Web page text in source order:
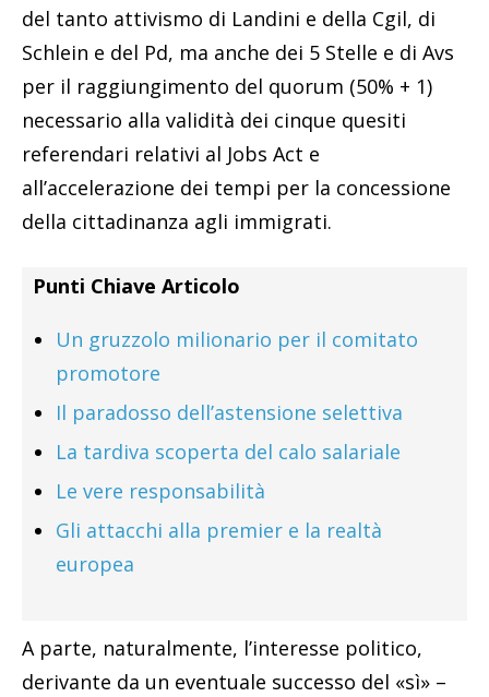
del tanto attivismo di Landini e della Cgil, di
Schlein e del Pd, ma anche dei 5 Stelle e di Avs
per il raggiungimento del quorum (50% + 1)
necessario alla validità dei cinque quesiti
referendari relativi al Jobs Act e
all’accelerazione dei tempi per la concessione
della cittadinanza agli immigrati.
Punti Chiave Articolo
Un gruzzolo milionario per il comitato
promotore
Il paradosso dell’astensione selettiva
La tardiva scoperta del calo salariale
Le vere responsabilità
Gli attacchi alla premier e la realtà
europea
A parte, naturalmente, l’interesse politico,
derivante da un eventuale successo del «sì» –